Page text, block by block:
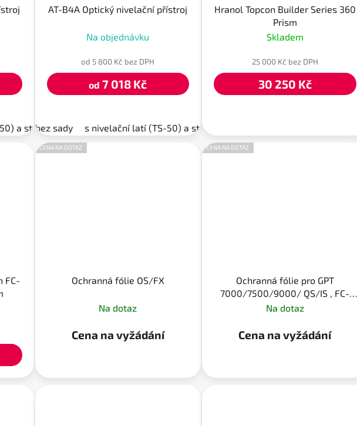
a stativem (SJJ1)
AT-B4A Optický nivelační přístroj
Na objednávku
od 5 800 Kč bez DPH
od 7 018 Kč
bez sady s nivelační latí (TS-50) a stativem (SJJ1)
Hranol Topcon Builder Series 360
Prism
Skladem
25 000 Kč bez DPH
30 250 Kč
FC-
CENA NA DOTAZ
Ochranná fólie OS/FX
Na dotaz
Cena na vyžádání
CENA NA DOTAZ
Ochranná fólie pro GPT
7000/7500/9000/ QS/IS , FC-
100/2000, GMS-2
Na dotaz
Cena na vyžádání